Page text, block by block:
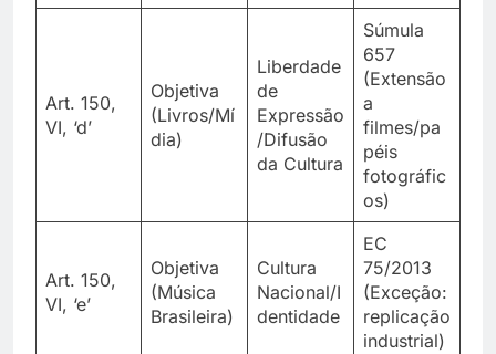
Art. 150,
VI, ‘d’
Objetiva
(Livros/Mí
dia)
Liberdade
de
Expressão
/Difusão
da Cultura
Súmula
657
(Extensão
a
filmes/pa
péis
fotográfic
os)
Art. 150,
VI, ‘e’
Objetiva
(Música
Brasileira)
Cultura
Nacional/I
dentidade
EC
75/2013
(Exceção:
replicação
industrial)